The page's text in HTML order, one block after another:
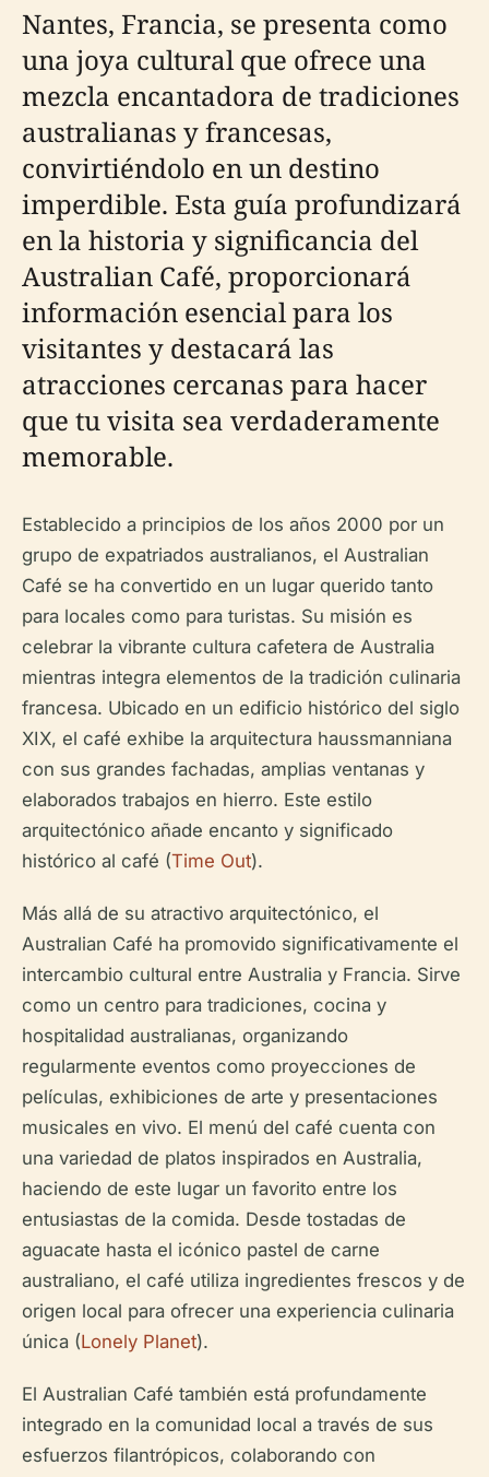
Nantes, Francia, se presenta como
una joya cultural que ofrece una
mezcla encantadora de tradiciones
australianas y francesas,
convirtiéndolo en un destino
imperdible. Esta guía profundizará
en la historia y significancia del
Australian Café, proporcionará
información esencial para los
visitantes y destacará las
atracciones cercanas para hacer
que tu visita sea verdaderamente
memorable.
Establecido a principios de los años 2000 por un
grupo de expatriados australianos, el Australian
Café se ha convertido en un lugar querido tanto
para locales como para turistas. Su misión es
celebrar la vibrante cultura cafetera de Australia
mientras integra elementos de la tradición culinaria
francesa. Ubicado en un edificio histórico del siglo
XIX, el café exhibe la arquitectura haussmanniana
con sus grandes fachadas, amplias ventanas y
elaborados trabajos en hierro. Este estilo
arquitectónico añade encanto y significado
histórico al café (Time Out).
Más allá de su atractivo arquitectónico, el
Australian Café ha promovido significativamente el
intercambio cultural entre Australia y Francia. Sirve
como un centro para tradiciones, cocina y
hospitalidad australianas, organizando
regularmente eventos como proyecciones de
películas, exhibiciones de arte y presentaciones
musicales en vivo. El menú del café cuenta con
una variedad de platos inspirados en Australia,
haciendo de este lugar un favorito entre los
entusiastas de la comida. Desde tostadas de
aguacate hasta el icónico pastel de carne
australiano, el café utiliza ingredientes frescos y de
origen local para ofrecer una experiencia culinaria
única (Lonely Planet).
El Australian Café también está profundamente
integrado en la comunidad local a través de sus
esfuerzos filantrópicos, colaborando con